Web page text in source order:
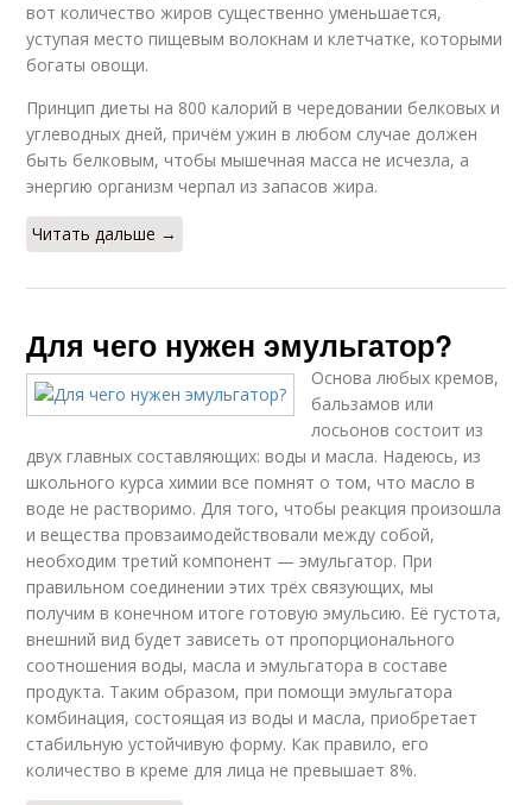
вот количество жиров существенно уменьшается,
уступая место пищевым волокнам и клетчатке, которыми
богаты овощи.
Принцип диеты на 800 калорий в чередовании белковых и
углеводных дней, причём ужин в любом случае должен
быть белковым, чтобы мышечная масса не исчезла, а
энергию организм черпал из запасов жира.
Читать дальше →
Для чего нужен эмульгатор?
Основа любых кремов,
бальзамов или
лосьонов состоит из
двух главных составляющих: воды и масла. Надеюсь, из
школьного курса химии все помнят о том, что масло в
воде не растворимо. Для того, чтобы реакция произошла
и вещества провзаимодействовали между собой,
необходим третий компонент — эмульгатор. При
правильном соединении этих трёх связующих, мы
получим в конечном итоге готовую эмульсию. Её густота,
внешний вид будет зависеть от пропорционального
соотношения воды, масла и эмульгатора в составе
продукта. Таким образом, при помощи эмульгатора
комбинация, состоящая из воды и масла, приобретает
стабильную устойчивую форму. Как правило, его
количество в креме для лица не превышает 8%.